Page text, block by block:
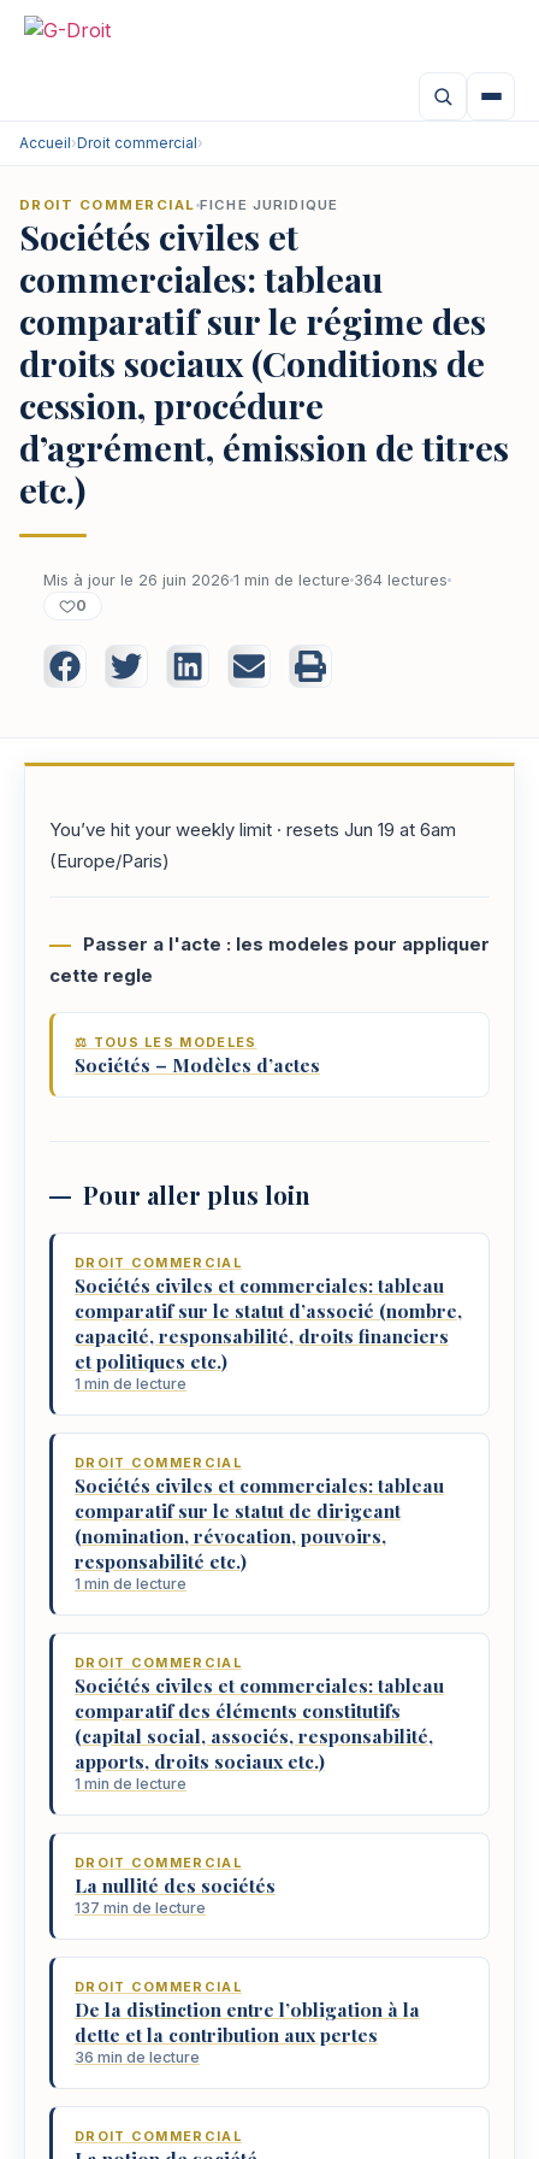
Accueil›Droit commercial›
DROIT COMMERCIAL FICHE JURIDIQUE
Sociétés civiles et
commerciales: tableau
comparatif sur le régime des
droits sociaux (Conditions de
cession, procédure
d’agrément, émission de titres
etc.)
Mis à jour le 26 juin 2026 1 min de lecture 364 lectures
0
You’ve hit your weekly limit · resets Jun 19 at 6am
(Europe/Paris)
Passer a l'acte : les modeles pour appliquer
cette regle
⚖️ TOUS LES MODELES
Sociétés – Modèles d’actes
Pour aller plus loin
DROIT COMMERCIAL
Sociétés civiles et commerciales: tableau
comparatif sur le statut d’associé (nombre,
capacité, responsabilité, droits financiers
et politiques etc.)
1 min de lecture
DROIT COMMERCIAL
Sociétés civiles et commerciales: tableau
comparatif sur le statut de dirigeant
(nomination, révocation, pouvoirs,
responsabilité etc.)
1 min de lecture
DROIT COMMERCIAL
Sociétés civiles et commerciales: tableau
comparatif des éléments constitutifs
(capital social, associés, responsabilité,
apports, droits sociaux etc.)
1 min de lecture
DROIT COMMERCIAL
La nullité des sociétés
137 min de lecture
DROIT COMMERCIAL
De la distinction entre l’obligation à la
dette et la contribution aux pertes
36 min de lecture
DROIT COMMERCIAL